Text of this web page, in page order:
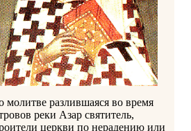
разлившаяся во время
реки Азар святитель,
церкви по нерадению или